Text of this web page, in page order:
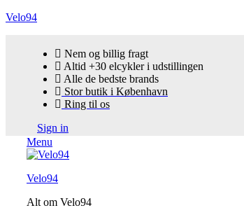
Velo94
Nem og billig fragt
Altid +30 elcykler i udstillingen
Alle de bedste brands
Stor butik i København
Ring til os
Sign in
Menu
Velo94
Alt om Velo94